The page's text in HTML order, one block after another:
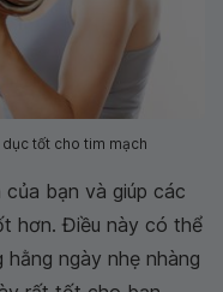
tốt cho tim mạch
bạn và giúp các
hơn. Điều này có thể
ngày nhẹ nhàng